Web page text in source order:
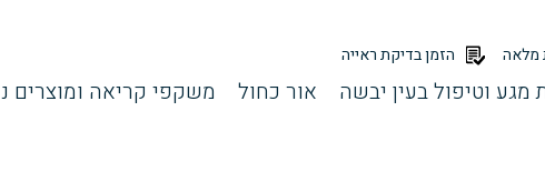
מלאה הזמן בדיקת ראייה
מגע וטיפול בעין יבשה אור כחול משקפי קריאה ומוצרים